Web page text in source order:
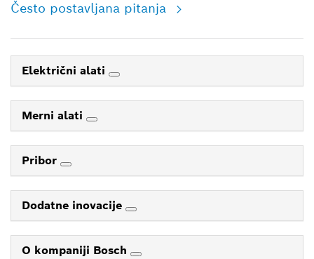
Često postavljana pitanja
Električni alati
Merni alati
Pribor
Dodatne inovacije
O kompaniji Bosch